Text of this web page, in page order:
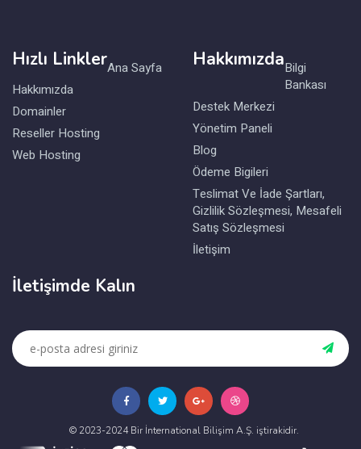
Hızlı LinklerAna Sayfa
Hakkımızda
Domainler
Reseller Hosting
Web Hosting
HakkımızdaBilgi
Bankası
Destek Merkezi
Yönetim Paneli
Blog
Ödeme Bigileri
Teslimat Ve İade Şartları,
Gizlilik Sözleşmesi, Mesafeli
Satış Sözleşmesi
İletişim
İletişimde Kalın
© 2023-2024 Bir İnternational Bilişim A.Ş. iştirakidir.